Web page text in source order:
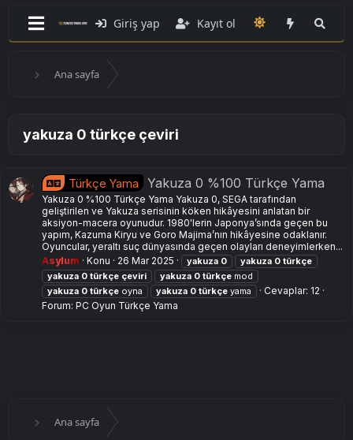
Giriş yap Kayıt ol
Ana sayfa
yakuza 0 türkçe çeviri
Türkçe Yama Yakuza 0 %100 Türkçe Yama
Yakuza 0 %100 Türkçe Yama Yakuza 0, SEGA tarafından
geliştirilen ve Yakuza serisinin köken hikâyesini anlatan bir
aksiyon-macera oyunudur. 1980'lerin Japonya’sında geçen bu
yapım, Kazuma Kiryu ve Goro Majima’nın hikâyesine odaklanır.
Oyuncular, yeraltı suç dünyasında geçen olayları deneyimlerken...
Asylum
Konu 26 Mar 2025 yakuza 0 yakuza 0 türkçe
yakuza 0 türkçe çeviri yakuza 0 türkçe mod
yakuza 0 türkçe oyna yakuza 0 türkçe yama
Cevaplar: 12
Forum: PC Oyun Türkçe Yama
Ana sayfa